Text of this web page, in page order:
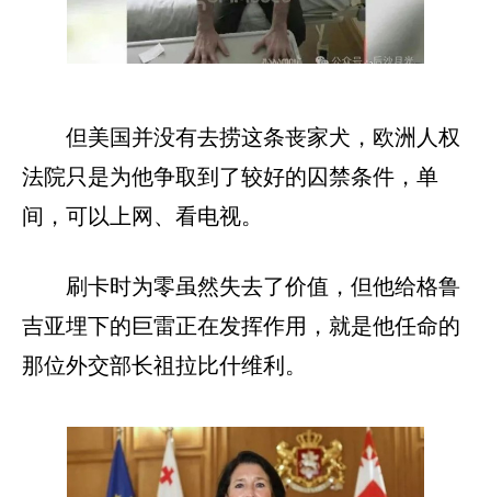
但美国并没有去捞这条丧家犬，欧洲人权
法院只是为他争取到了较好的囚禁条件，单
间，可以上网、看电视。
刷卡时为零虽然失去了价值，但他给格鲁
吉亚埋下的巨雷正在发挥作用，就是他任命的
那位外交部长祖拉比什维利。